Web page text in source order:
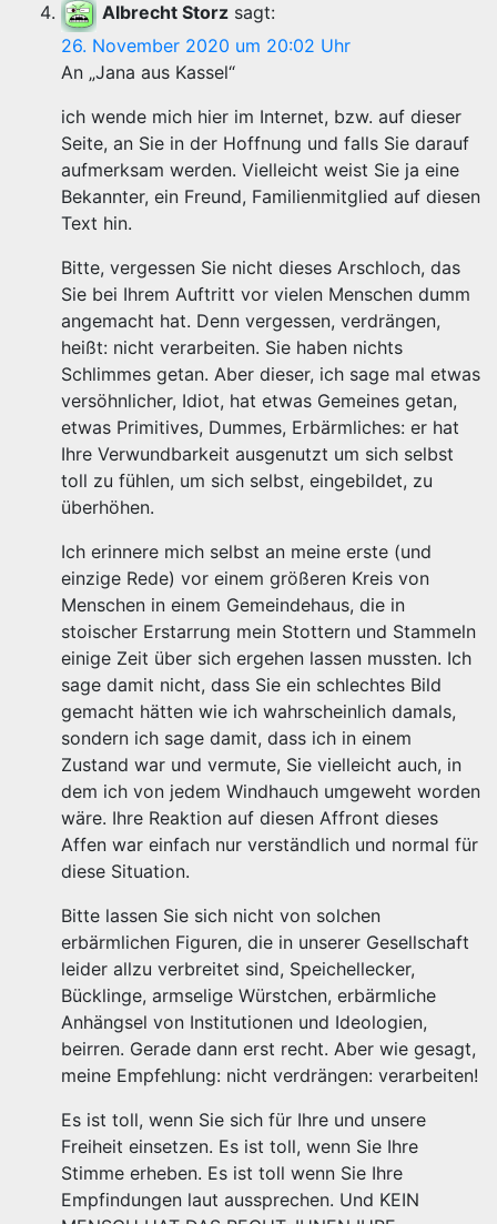
Albrecht Storz sagt:
26. November 2020 um 20:02 Uhr
An „Jana aus Kassel“
ich wende mich hier im Internet, bzw. auf dieser
Seite, an Sie in der Hoffnung und falls Sie darauf
aufmerksam werden. Vielleicht weist Sie ja eine
Bekannter, ein Freund, Familienmitglied auf diesen
Text hin.
Bitte, vergessen Sie nicht dieses Arschloch, das
Sie bei Ihrem Auftritt vor vielen Menschen dumm
angemacht hat. Denn vergessen, verdrängen,
heißt: nicht verarbeiten. Sie haben nichts
Schlimmes getan. Aber dieser, ich sage mal etwas
versöhnlicher, Idiot, hat etwas Gemeines getan,
etwas Primitives, Dummes, Erbärmliches: er hat
Ihre Verwundbarkeit ausgenutzt um sich selbst
toll zu fühlen, um sich selbst, eingebildet, zu
überhöhen.
Ich erinnere mich selbst an meine erste (und
einzige Rede) vor einem größeren Kreis von
Menschen in einem Gemeindehaus, die in
stoischer Erstarrung mein Stottern und Stammeln
einige Zeit über sich ergehen lassen mussten. Ich
sage damit nicht, dass Sie ein schlechtes Bild
gemacht hätten wie ich wahrscheinlich damals,
sondern ich sage damit, dass ich in einem
Zustand war und vermute, Sie vielleicht auch, in
dem ich von jedem Windhauch umgeweht worden
wäre. Ihre Reaktion auf diesen Affront dieses
Affen war einfach nur verständlich und normal für
diese Situation.
Bitte lassen Sie sich nicht von solchen
erbärmlichen Figuren, die in unserer Gesellschaft
leider allzu verbreitet sind, Speichellecker,
Bücklinge, armselige Würstchen, erbärmliche
Anhängsel von Institutionen und Ideologien,
beirren. Gerade dann erst recht. Aber wie gesagt,
meine Empfehlung: nicht verdrängen: verarbeiten!
Es ist toll, wenn Sie sich für Ihre und unsere
Freiheit einsetzen. Es ist toll, wenn Sie Ihre
Stimme erheben. Es ist toll wenn Sie Ihre
Empfindungen laut aussprechen. Und KEIN